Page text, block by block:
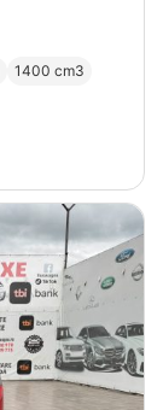
1400 cm3